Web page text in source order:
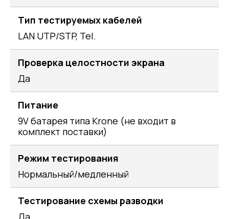
Тип тестируемых кабелей
LAN UTP/STP, Tel.
Проверка целостности экрана
Да
Питание
9V батарея типа Krone (не входит в
комплект поставки)
Режим тестирования
Нормальный/медленный
Тестирование схемы разводки
Да